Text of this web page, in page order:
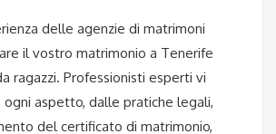
delle agenzie di matrimoni
il vostro matrimonio a Tenerife
ragazzi. Professionisti esperti vi
ogni aspetto, dalle pratiche legali,
del certificato di matrimonio,